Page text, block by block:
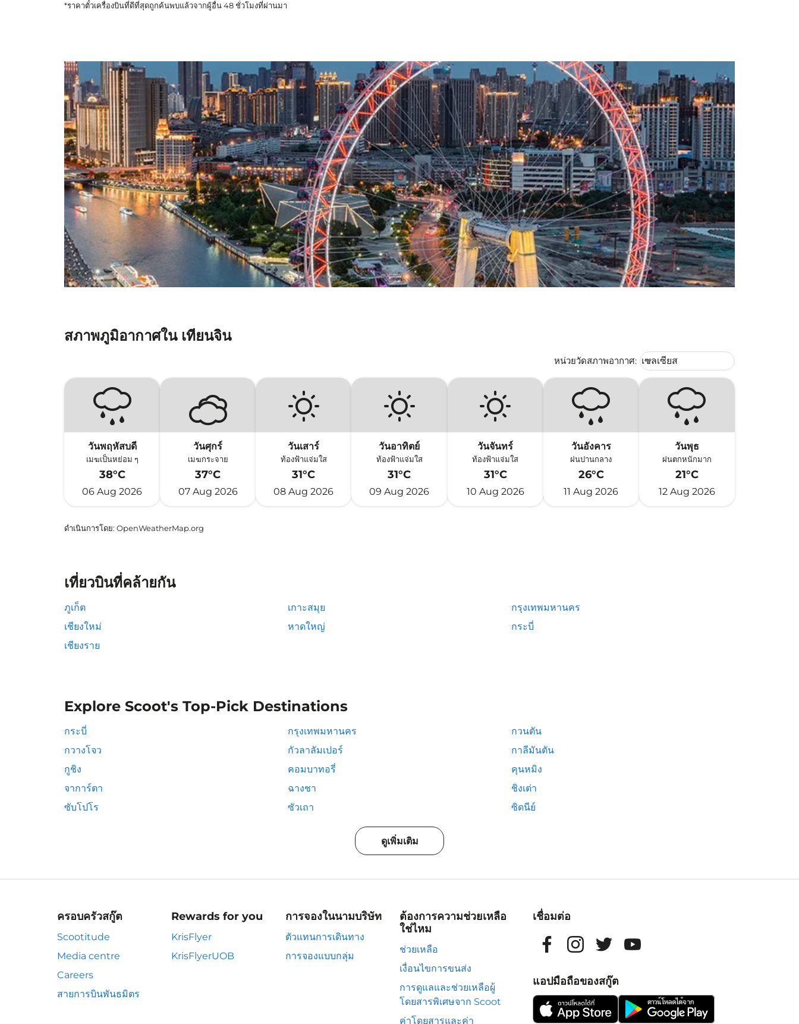
*ราคาตั๋วเครื่องบินที่ดีที่สุดถูกค้นพบแล้วจากผู้อื่น 48 ชั่วโมงที่ผ่านมา
สภาพภูมิอากาศใน เทียนจิน
หน่วยวัดสภาพอากาศ: Weather unit option เซลเซียส
เซลเซียส
keyboard_arrow_down
วันพฤหัสบดี
เมฆเป็นหย่อม ๆ
38°C
06 Aug 2026
วันศุกร์
เมฆกระจาย
37°C
07 Aug 2026
วันเสาร์
ท้องฟ้าแจ่มใส
31°C
08 Aug 2026
วันอาทิตย์
ท้องฟ้าแจ่มใส
31°C
09 Aug 2026
วันจันทร์
ท้องฟ้าแจ่มใส
31°C
10 Aug 2026
วันอังคาร
ฝนปานกลาง
26°C
11 Aug 2026
วันพุธ
ฝนตกหนักมาก
21°C
12 Aug 2026
ดำเนินการโดย: OpenWeatherMap.org
เที่ยวบินที่คล้ายกัน
ภูเก็ต เกาะสมุย
กรุงเทพมหานคร
เชียงใหม่
หาดใหญ่
กระบี่
เชียงราย
Explore Scoot's Top-Pick Destinations
กระบี่ กรุงเทพมหานคร
กวนตัน
กวางโจว
กัวลาลัมเปอร์
กาลีมันตัน
กูชิง
คอมบาทอรี่
คุนหมิง
จาการ์ตา
ฉางชา
ชิงเต่า
ซับโปโร
ซัวเถา ซิดนีย์
ดูเพิ่มเติม
ครอบครัวสกู๊ต
Scootitude
Media centre
Careers
สายการบินพันธมิตร
Rewards for you
KrisFlyer
KrisFlyerUOB
การจองในนามบริษัท
ตัวแทนการเดินทาง
การจองแบบกลุ่ม
ต้องการความช่วยเหลือ
ใช่ไหม
ช่วยเหลือ
เงื่อนไขการขนส่ง
การดูแลและช่วยเหลือผู้
โดยสารพิเศษจาก Scoot
ค่าโดยสารและค่า
เชื่อมต่อ
แอปมือถือของสกู๊ต